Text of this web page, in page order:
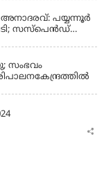
പയ്യന്നൂർ
സംഭവം